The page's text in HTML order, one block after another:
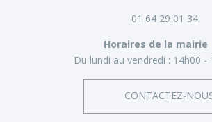
01 64 29 01 34
Horaires de la mairie
Du lundi au vendredi : 14h00 -
CONTACTEZ-